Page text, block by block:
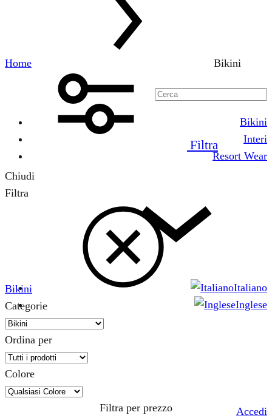
Bikini
Interi
Resort Wear
Italiano
Inglese
Accedi
Home Bikini
Filtra
Chiudi
Filtra
Bikini
Categorie
Ordina per
Colore
Filtra per prezzo